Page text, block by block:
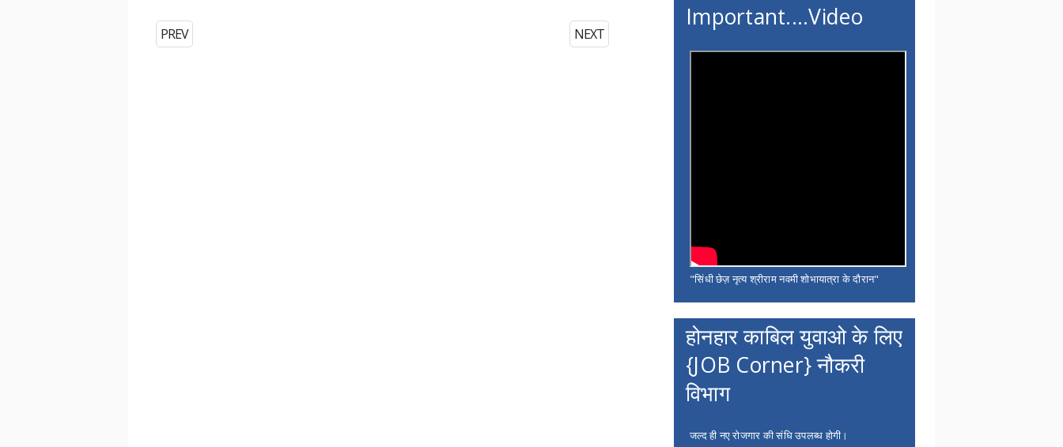
NEXT
PREV
Important....Video
"सिंधी छेज़ नृत्य श्रीराम नवमी शोभायात्रा के दौरान"
होनहार काबिल युवाओ के लिए
{JOB Corner} नौकरी
विभाग
जल्द ही नए रोजगार की संधि उपलब्ध होगी।